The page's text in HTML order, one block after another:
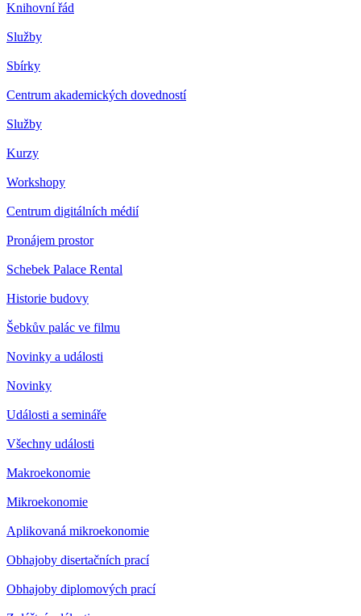
Knihovní řád
Služby
Sbírky
Centrum akademických dovedností
Služby
Kurzy
Workshopy
Centrum digitálních médií
Pronájem prostor
Schebek Palace Rental
Historie budovy
Šebkův palác ve filmu
Novinky a události
Novinky
Události a semináře
Všechny události
Makroekonomie
Mikroekonomie
Aplikovaná mikroekonomie
Obhajoby disertačních prací
Obhajoby diplomových prací